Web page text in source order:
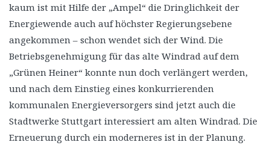
kaum ist mit Hilfe der „Ampel“ die Dringlichkeit der
Energiewende auch auf höchster Regierungsebene
angekommen – schon wendet sich der Wind. Die
Betriebsgenehmigung für das alte Windrad auf dem
„Grünen Heiner“ konnte nun doch verlängert werden,
und nach dem Einstieg eines konkurrierenden
kommunalen Energieversorgers sind jetzt auch die
Stadtwerke Stuttgart interessiert am alten Windrad. Die
Erneuerung durch ein moderneres ist in der Planung.